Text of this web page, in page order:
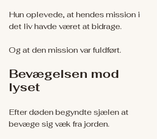
Hun oplevede, at hendes mission i
det liv havde været at bidrage.
Og at den mission var fuldført.
Bevægelsen mod
lyset
Efter døden begyndte sjælen at
bevæge sig væk fra jorden.